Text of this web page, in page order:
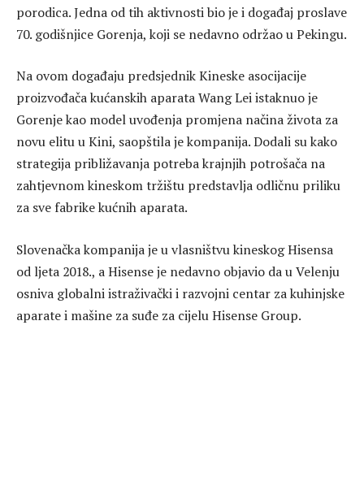
porodica. Jedna od tih aktivnosti bio je i događaj proslave
70. godišnjice Gorenja, koji se nedavno održao u Pekingu.
Na ovom događaju predsjednik Kineske asocijacije
proizvođača kućanskih aparata Wang Lei istaknuo je
Gorenje kao model uvođenja promjena načina života za
novu elitu u Kini, saopštila je kompanija. Dodali su kako
strategija približavanja potreba krajnjih potrošača na
zahtjevnom kineskom tržištu predstavlja odličnu priliku
za sve fabrike kućnih aparata.
Slovenačka kompanija je u vlasništvu kineskog Hisensa
od ljeta 2018., a Hisense je nedavno objavio da u Velenju
osniva globalni istraživački i razvojni centar za kuhinjske
aparate i mašine za suđe za cijelu Hisense Group.